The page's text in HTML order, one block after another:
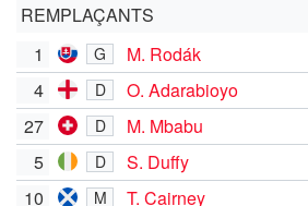
REMPLAÇANTS
1
G
M. Rodák
4
D
O. Adarabioyo
27
D
M. Mbabu
5
D
S. Duffy
10
M T. Cairney